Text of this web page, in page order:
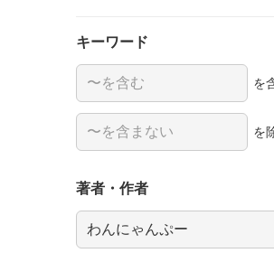
キーワード
を
を
著者・作者